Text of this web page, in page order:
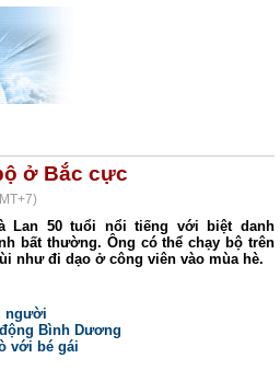
ở Bắc cực
Lan 50 tuổi nổi tiếng với biệt danh
bất thường. Ông có thể chạy bộ trên
như đi dạo ở công viên vào mùa hè.
người
Bình Dương
với bé gái